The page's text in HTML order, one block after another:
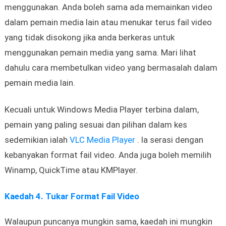
menggunakan. Anda boleh sama ada memainkan video
dalam pemain media lain atau menukar terus fail video
yang tidak disokong jika anda berkeras untuk
menggunakan pemain media yang sama. Mari lihat
dahulu cara membetulkan video yang bermasalah dalam
pemain media lain.
Kecuali untuk Windows Media Player terbina dalam,
pemain yang paling sesuai dan pilihan dalam kes
sedemikian ialah VLC Media Player. Ia serasi dengan
kebanyakan format fail video. Anda juga boleh memilih
Winamp, QuickTime atau KMPlayer.
Kaedah 4. Tukar Format Fail Video
Walaupun puncanya mungkin sama, kaedah ini mungkin